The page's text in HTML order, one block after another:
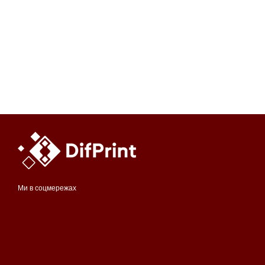
Ми в соцмережах